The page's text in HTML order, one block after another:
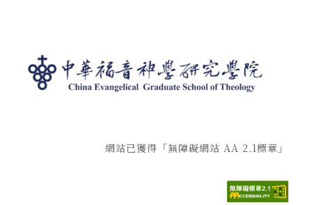
網站已獲得「無障礙網站 AA 2.1標章」